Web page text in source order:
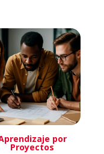
por
Proyectos